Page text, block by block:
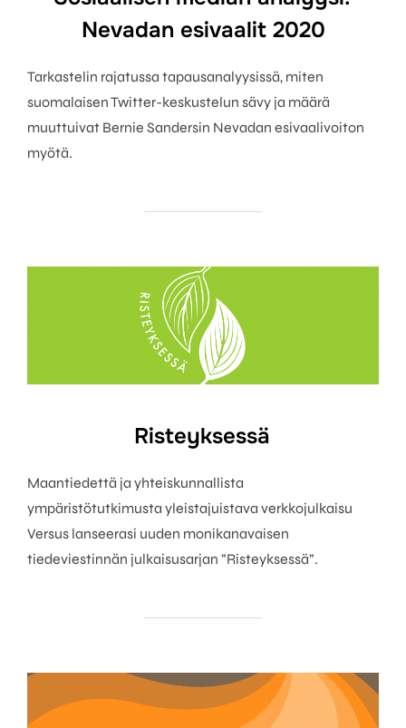
Nevadan esivaalit 2020
Tarkastelin rajatussa tapausanalyysissä, miten
suomalaisen Twitter-keskustelun sävy ja määrä
muuttuivat Bernie Sandersin Nevadan esivaalivoiton
myötä.
Risteyksessä
Maantiedettä ja yhteiskunnallista
ympäristötutkimusta yleistajuistava verkkojulkaisu
Versus lanseerasi uuden monikanavaisen
tiedeviestinnän julkaisusarjan ”Risteyksessä”.